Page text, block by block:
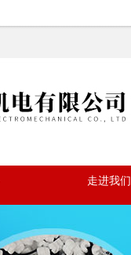
走进我们